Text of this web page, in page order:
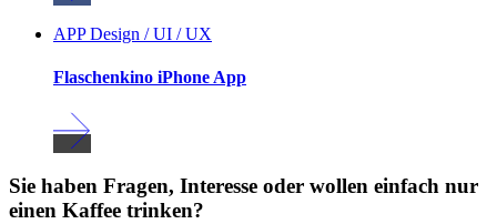
APP Design / UI / UX
Flaschenkino iPhone App
Sie haben Fragen, Interesse oder wollen einfach nur
einen Kaffee trinken?